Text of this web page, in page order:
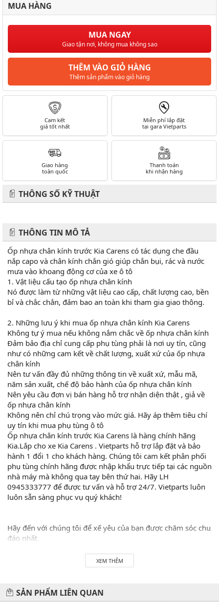
MUA HÀNG
MUA NGAY
Giao tận nơi, không mua không sao
THÊM VÀO GIỎ HÀNG
Thêm sản phẩm vào giỏ hàng
Cam kết
giá tốt nhất
Miễn phí lắp đặt
tại gara Vietparts
Giao hàng
toàn quốc
Thanh toán
khi nhận hàng
THÔNG SỐ KỸ THUẬT
THÔNG TIN MÔ TẢ
Ốp nhựa chân kính trước Kia Carens có tác dụng che đầu
nắp capo và chân kính chắn gió giúp chắn bụi, rác và nước
mưa vào khoang động cơ của xe ô tô
1. Vật liệu cấu tạo ốp nhựa chân kính
Nó được làm từ những vật liệu cao cấp, chất lượng cao, bền
bỉ và chắc chắn, đảm bao an toàn khi tham gia giao thông.
2. Những lưu ý khi mua ốp nhựa chân kính Kia Carens
Không tự ý mua nếu không nắm chắc về ốp nhựa chân kính
Đảm bảo địa chỉ cung cấp phụ tùng phải là nơi uy tín, cũng
như có những cam kết về chất lượng, xuất xứ của ốp nhựa
chân kính
Nên tư vấn đầy đủ những thông tin về xuất xứ, mẫu mã,
năm sản xuất, chế độ bảo hành của ốp nhựa chân kính
Nên yêu cầu đơn vị bán hàng hỗ trợ nhận diện thật , giả về
ốp nhựa chân kính
Không nên chỉ chú trọng vào mức giá. Hãy áp thêm tiêu chí
uy tín khi mua phụ tùng ô tô
Ốp nhựa chân kính trước Kia Carens là hàng chính hãng
Kia.Lắp cho xe Kia Carens . Vietparts hỗ trợ lắp đặt và bảo
hành 1 đổi 1 cho khách hàng. Chúng tôi cam kết phân phối
phụ tùng chính hãng được nhập khẩu trực tiếp tại các nguồn
nhà máy mà không qua tay bên thứ hai. Hãy LH
0945333777 để được tư vấn và hỗ trợ 24/7. Vietparts luôn
luôn sẵn sàng phục vụ quý khách!
Hãy đến với chúng tôi để xế yêu của bạn được chăm sóc chu
đáo nhất.
#vietparts #ascgroup #phutungotodungxuatxurochatluong
#phugiaoto #phutungoto
-------------------------------------------------------
VIETPARTS - Thương hiệu 20 năm về cung cấp phụ tùng,
XEM THÊM
SẢN PHẨM LIÊN QUAN